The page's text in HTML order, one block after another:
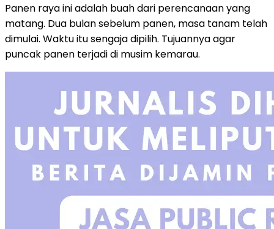
Panen raya ini adalah buah dari perencanaan yang
matang. Dua bulan sebelum panen, masa tanam telah
dimulai. Waktu itu sengaja dipilih. Tujuannya agar
puncak panen terjadi di musim kemarau.